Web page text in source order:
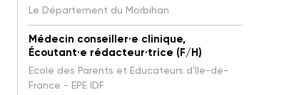
Le Département du Morbihan
Médecin conseiller·e clinique,
Écoutant·e rédacteur·trice (F/H)
Ecole des Parents et Educateurs d'Ile-de-
France - EPE IDF